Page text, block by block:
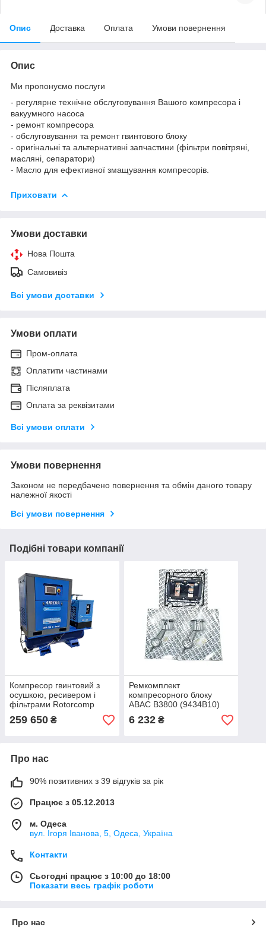
Опис Доставка Оплата Умови повернення
Опис
Ми пропонуємо послуги
- регулярне технічне обслуговування Вашого компресора і
вакуумного насоса
- ремонт компресора
- обслуговування та ремонт гвинтового блоку
- оригінальні та альтернативні запчастини (фільтри повітряні,
масляні, сепаратори)
- Масло для ефективної змащування компресорів.
Приховати
Умови доставки
Нова Пошта
Самовивіз
Всі умови доставки
Умови оплати
Пром-оплата
Оплатити частинами
Післяплата
Оплата за реквізитами
Всі умови оплати
Умови повернення
Законом не передбачено повернення та обмін даного товару
належної якості
Всі умови повернення
Подібні товари компанії
Компресор гвинтовий з
осушкою, ресивером і
фільтрами Rotorcomp
Airera LGSD-11 D 11 кВт
Для тяжких умов! IP55
259 650 ₴
Ремкомплект
компресорного блоку
ABAC B3800 (9434B10)
6 232₴
Про нас
90% позитивних з 39 відгуків за рік
Працює з 05.12.2013
м. Одеса
вул. Ігоря Іванова, 5, Одеса, Україна
Контакти
Сьогодні працює з 10:00 до 18:00
Показати весь графік роботи
Про нас